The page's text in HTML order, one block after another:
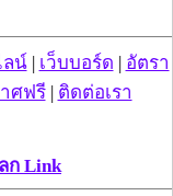
เล่นอันตราย พบไร้
าย-เตือนภัยผู้
หมาย พบส่วนใหญ่มี
ลน์| เว็บบอร์ด | อัตรา
ศฟรี| ติดต่อเรา
ก Link